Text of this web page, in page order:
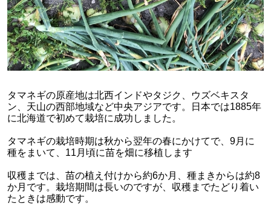
タマネギの原産地は北西インドやタジク、ウズベキスタ
ン、天山の西部地域など中央アジアです。日本では1885年
に北海道で初めて栽培に成功しました。
タマネギの栽培時期は秋から翌年の春にかけてで、9月に
種をまいて、11月頃に苗を畑に移植します
収穫までは、苗の植え付けから約6か月、種まきからは約8
か月です。栽培期間は長いのですが、収穫までたどり着い
たときは感動です。